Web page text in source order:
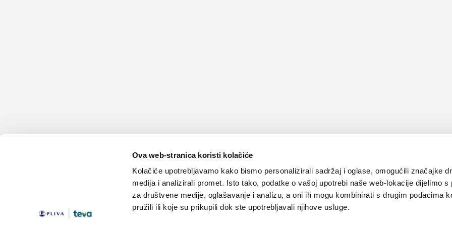
Ova web-stranica koristi kolačiće
Kolačiće upotrebljavamo kako bismo personalizirali sadržaj i oglase, omogućili značajke
medija i analizirali promet. Isto tako, podatke o vašoj upotrebi naše web-lokacije dijelimo s
za društvene medije, oglašavanje i analizu, a oni ih mogu kombinirati s drugim podacima
pružili ili koje su prikupili dok ste upotrebljavali njihove usluge.